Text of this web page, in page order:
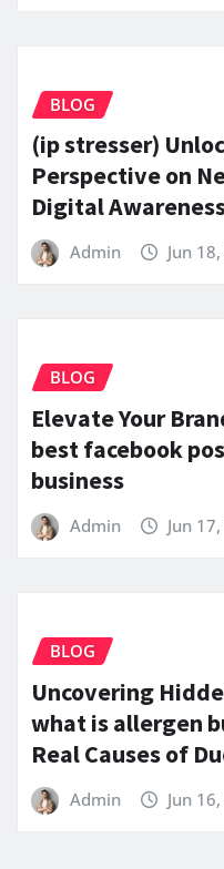
BLOG
(ip stresser)
Perspective on
Digital
Admin Jun
BLOG
Elevate Your
best facebook
business
Admin Jun
BLOG
Uncovering
what is allergen
Real Causes of
Admin Jun